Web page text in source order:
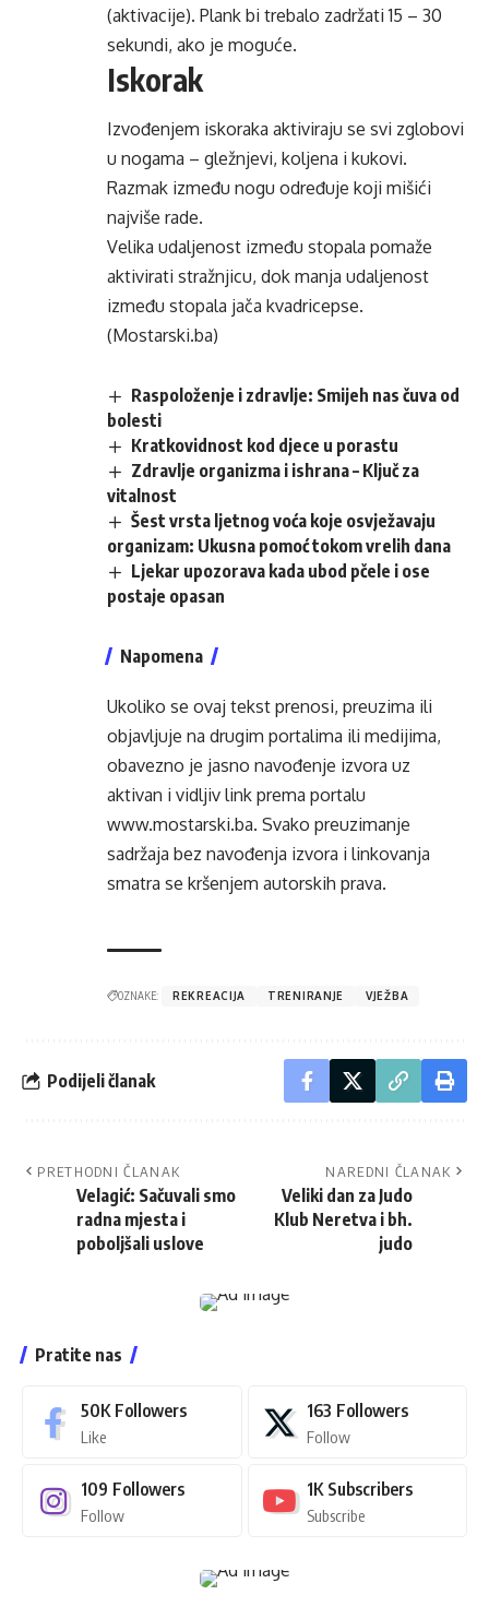
(aktivacije). Plank bi trebalo zadržati 15 – 30
sekundi, ako je moguće.
Iskorak
Izvođenjem iskoraka aktiviraju se svi zglobovi
u nogama – gležnjevi, koljena i kukovi.
Razmak između nogu određuje koji mišići
najviše rade.
Velika udaljenost između stopala pomaže
aktivirati stražnjicu, dok manja udaljenost
između stopala jača kvadricepse.
(Mostarski.ba)
Raspoloženje i zdravlje: Smijeh nas čuva od
bolesti
Kratkovidnost kod djece u porastu
Zdravlje organizma i ishrana – Ključ za
vitalnost
Šest vrsta ljetnog voća koje osvježavaju
organizam: Ukusna pomoć tokom vrelih dana
Ljekar upozorava kada ubod pčele i ose
postaje opasan
Napomena
Ukoliko se ovaj tekst prenosi, preuzima ili
objavljuje na drugim portalima ili medijima,
obavezno je jasno navođenje izvora uz
aktivan i vidljiv link prema portalu
www.mostarski.ba. Svako preuzimanje
sadržaja bez navođenja izvora i linkovanja
smatra se kršenjem autorskih prava.
OZNAKE: REKREACIJA TRENIRANJE VJEŽBA
Podijeli članak
PRETHODNI ČLANAK
Velagić: Sačuvali smo
radna mjesta i
poboljšali uslove
NAREDNI ČLANAK
Veliki dan za Judo
Klub Neretva i bh.
judo
Pratite nas
50K Followers
Like
163 Followers
Follow
109 Followers
Follow
1K Subscribers
Subscribe